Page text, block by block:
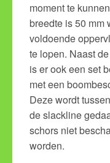
moment te
breedte is 50 mm
voldoende
te lopen. Naast
is er ook een set
met een
Deze wordt
de slackline
schors niet
worden.